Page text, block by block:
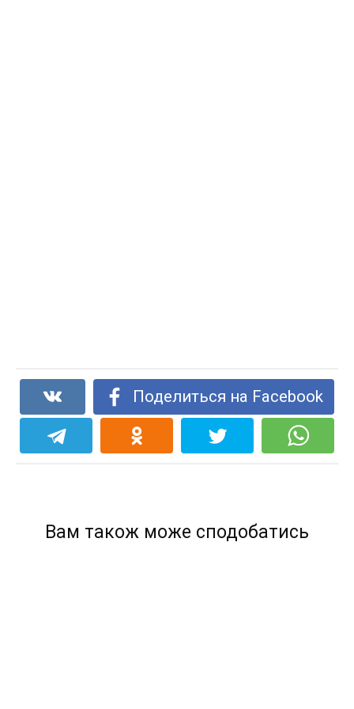
Поделиться на Facebook
Вам також може сподобатись